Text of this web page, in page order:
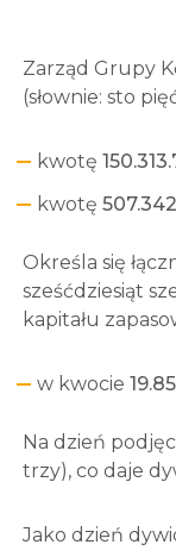
Zarząd Grupy
(słownie: sto
kwotę
kwotę
Określa się
sześćdziesiąt
kapitału
w kwocie
Na dzień
trzy), co daje
Jako dzień